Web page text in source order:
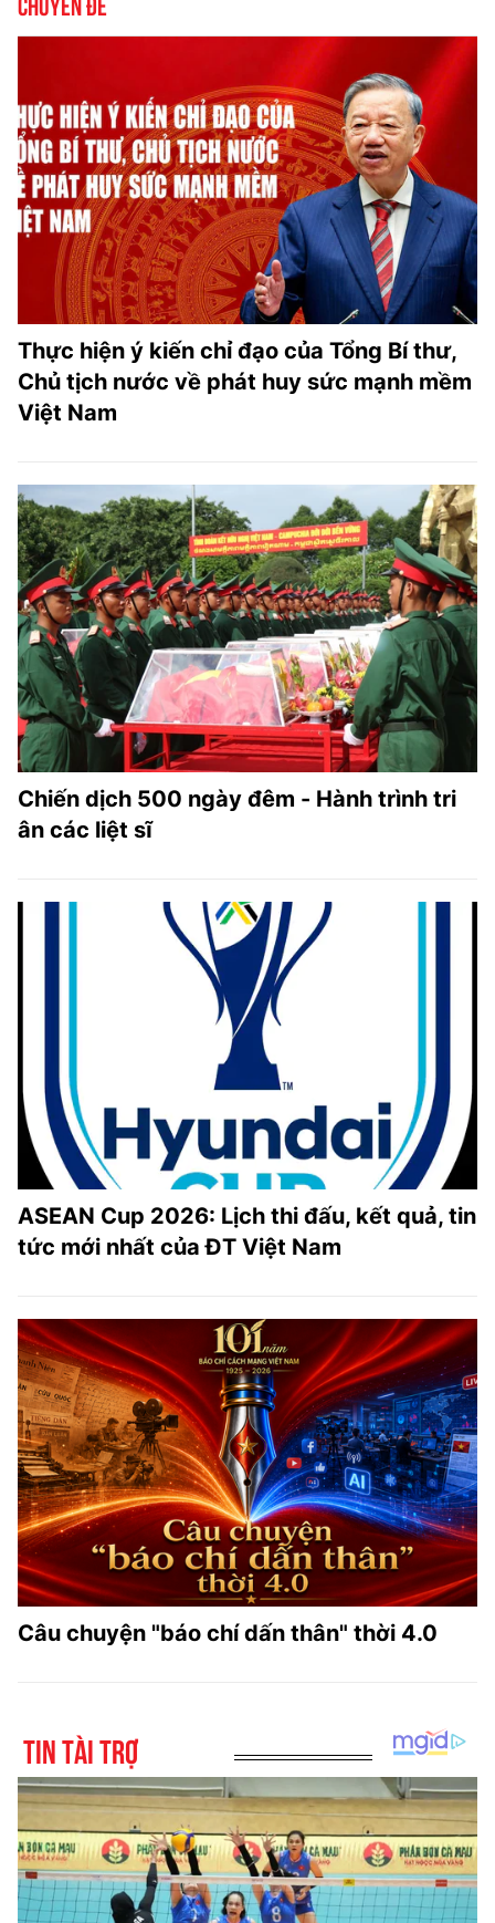
Thực hiện ý kiến chỉ đạo của Tổng Bí thư,
Chủ tịch nước về phát huy sức mạnh mềm
Việt Nam
Chiến dịch 500 ngày đêm - Hành trình tri
ân các liệt sĩ
ASEAN Cup 2026: Lịch thi đấu, kết quả, tin
tức mới nhất của ĐT Việt Nam
Câu chuyện "báo chí dấn thân" thời 4.0